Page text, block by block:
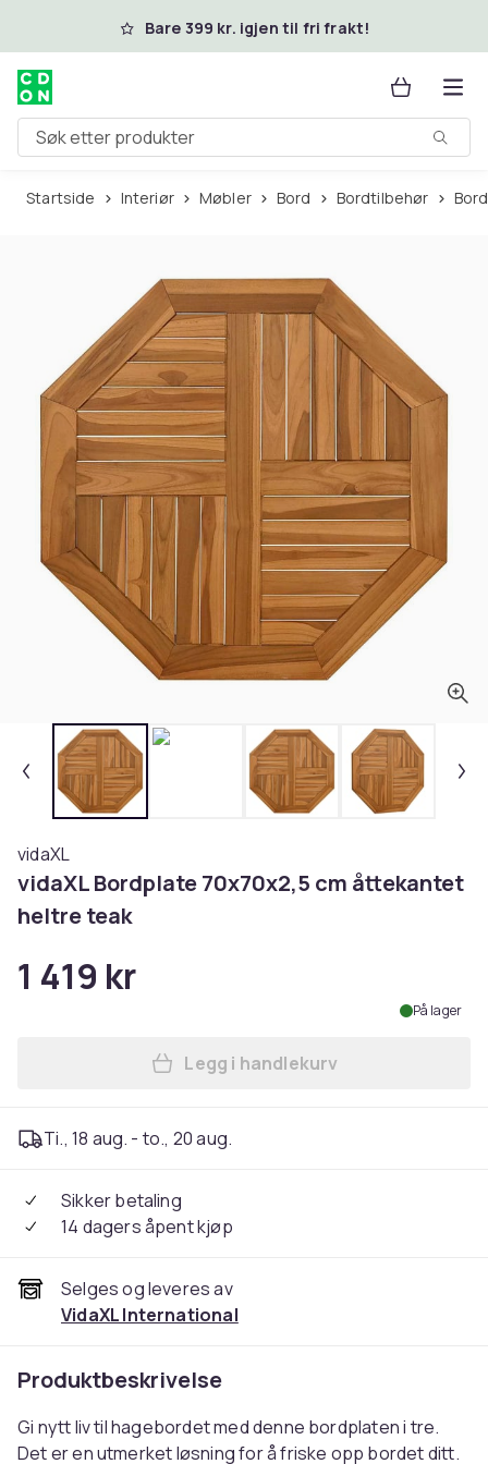
Hopp til hovedinnholdBare 399 kr. igjen til fri frakt!
Søk etter produkter
Startside Interiør Møbler Bord Bordtilbehør
vidaXL
vidaXL Bordplate 70x70x2,5 cm åttekantet
heltre teak
1 419 kr
På lager
Legg vidaXL Bordplate
Legg i handlekurv
Ti., 18 aug. - to., 20 aug.
Sikker betaling
14 dagers åpent kjøp
Selges og leveres av
VidaXL International
Produktbeskrivelse
Gi nytt liv til hagebordet med denne bordplaten i tre.
Det er en utmerket løsning for å friske opp bordet ditt.